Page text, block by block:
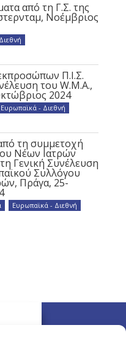
από τη Γ.Σ. της
Νοέμβριος
Π.Ι.Σ.
του W.M.A.,
2024
Ευρωπαϊκά - Διεθνή
τη συμμετοχή
Νέων Ιατρών
Γενική Συνέλευση
Συλλόγου
Πράγα, 25-
Ευρωπαϊκά - Διεθνή